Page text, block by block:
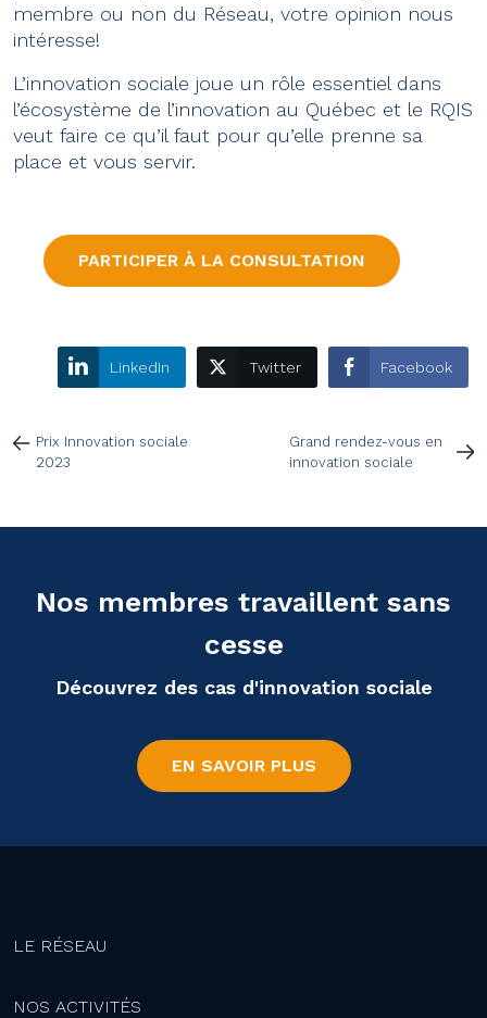
membre ou non du Réseau, votre opinion nous
intéresse!
L’innovation sociale joue un rôle essentiel dans
l’écosystème de l’innovation au Québec et le RQIS
veut faire ce qu’il faut pour qu’elle prenne sa
place et vous servir.
PARTICIPER À LA CONSULTATION
LinkedIn Twitter Facebook
Prix Innovation sociale
2023
Grand rendez-vous en
innovation sociale
Nos membres travaillent sans
cesse
Découvrez des cas d'innovation sociale
EN SAVOIR PLUS
LE RÉSEAU
NOS ACTIVITÉS